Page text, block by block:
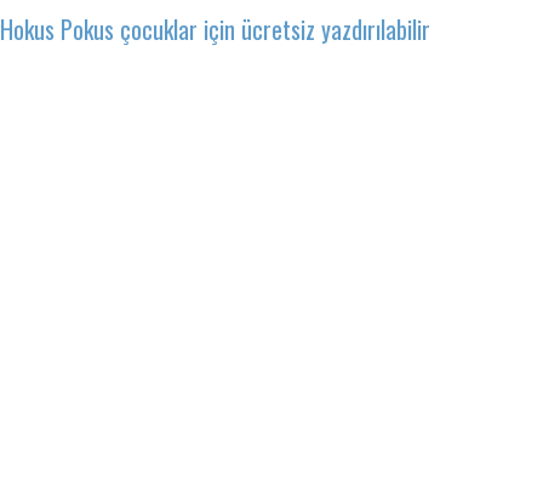
Hokus Pokus çocuklar için ücretsiz yazdırılabilir